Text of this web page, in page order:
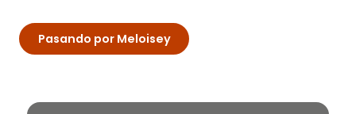
Pasando por Meloisey